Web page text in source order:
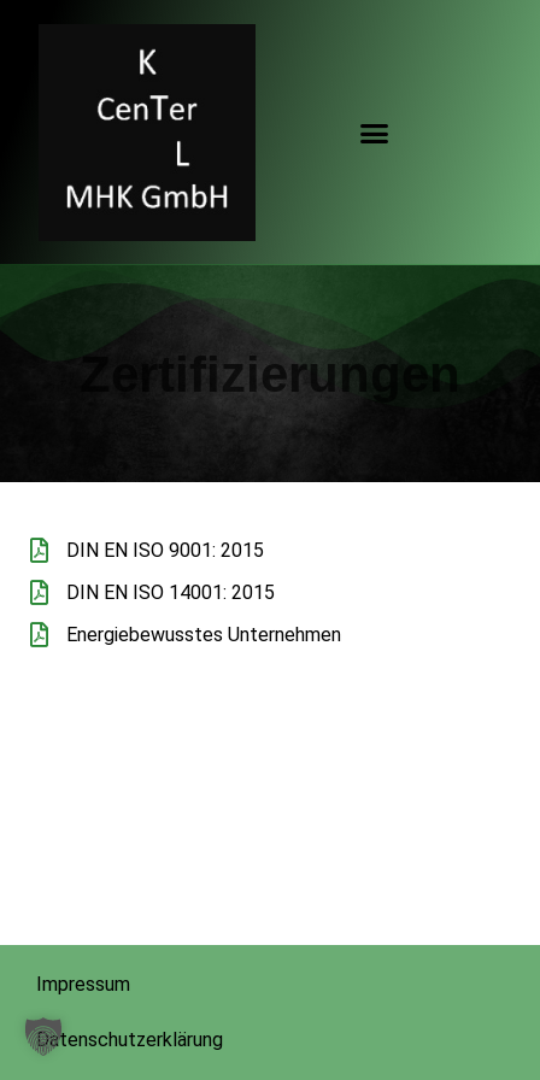
Zertifizierungen
DIN EN ISO 9001: 2015
DIN EN ISO 14001: 2015
Energiebewusstes Unternehmen
Impressum
Datenschutzerklärung